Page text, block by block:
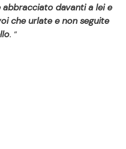
davanti a lei e
che urlate e non seguite
. “